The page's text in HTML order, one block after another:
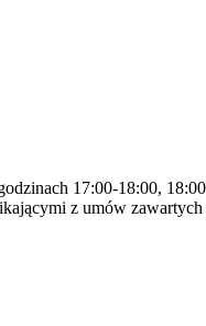
17:00-18:00,
z umów